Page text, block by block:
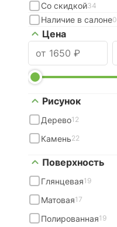
Со скидкой34
Наличие в салоне0
Цена
Рисунок
Дерево12
Камень22
Поверхность
Глянцевая19
Матовая17
Полированная19